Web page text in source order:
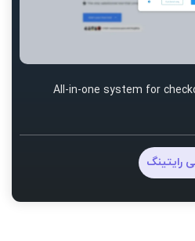
All-in-one system for
رایتینگ